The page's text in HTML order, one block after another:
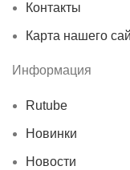
Контакты
Карта нашего
Информация
Rutube
Новинки
Новости